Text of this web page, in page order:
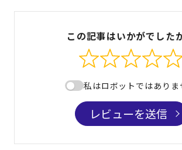
この記事はいかがでした
私はロボットではありま
レビューを送信